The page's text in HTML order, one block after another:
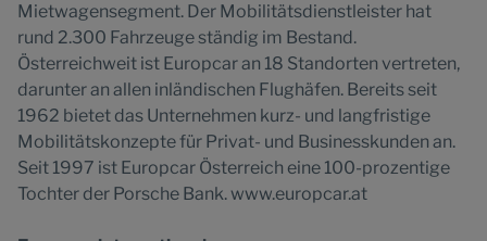
Mietwagensegment. Der Mobilitätsdienstleister hat
rund 2.300 Fahrzeuge ständig im Bestand.
Österreichweit ist Europcar an 18 Standorten vertreten,
darunter an allen inländischen Flughäfen. Bereits seit
1962 bietet das Unternehmen kurz- und langfristige
Mobilitätskonzepte für Privat- und Businesskunden an.
Seit 1997 ist Europcar Österreich eine 100-prozentige
Tochter der Porsche Bank. www.europcar.at